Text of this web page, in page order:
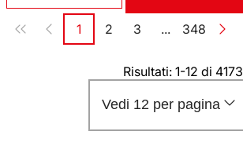
Paginazione
Pagina
1 Pagina
2 Pagina
3 ... Pagina
348
Risultati: 1-12 di 4173
Vedi 12 per pagina